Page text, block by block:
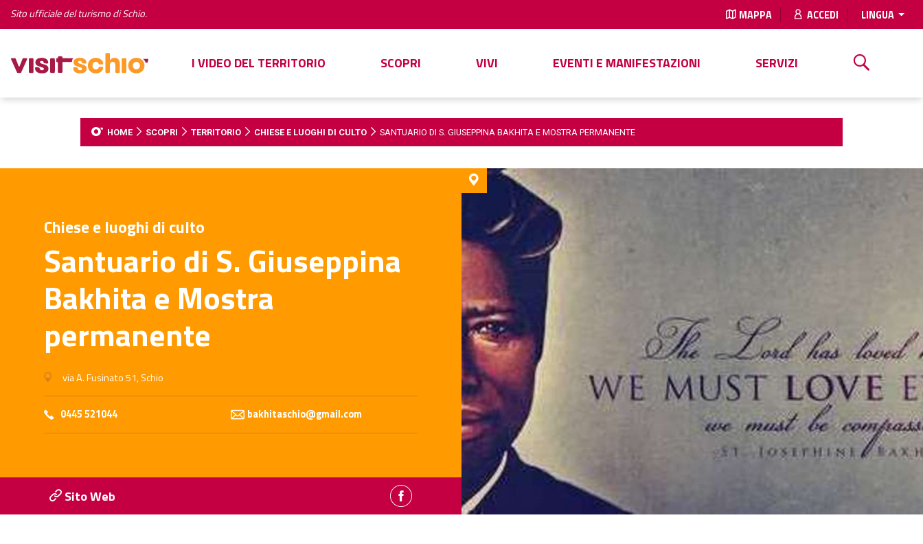
Sito ufficiale del turismo di Schio. MAPPA ACCEDI LINGUA
I VIDEO DEL TERRITORIO SCOPRI VIVI EVENTI E MANIFESTAZIONI SERVIZI
HOME SCOPRI TERRITORIO CHIESE E LUOGHI DI CULTO SANTUARIO DI S. GIUSEPPINA BAKHITA E MOSTRA PERMANENTE
Chiese e luoghi di culto
Santuario di S. Giuseppina
Bakhita e Mostra
permanente
via A. Fusinato 51, Schio
0445 521044 bakhitaschio@gmail.com
Sito Web